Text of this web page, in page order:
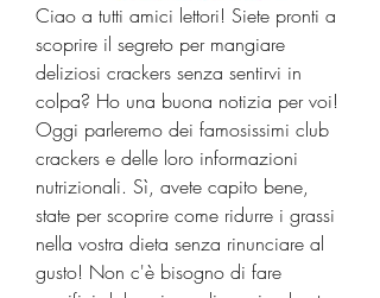
Ciao a tutti amici lettori! Siete pronti a
scoprire il segreto per mangiare
deliziosi crackers senza sentirvi in
colpa? Ho una buona notizia per voi!
Oggi parleremo dei famosissimi club
crackers e delle loro informazioni
nutrizionali. Sì, avete capito bene,
state per scoprire come ridurre i grassi
nella vostra dieta senza rinunciare al
gusto! Non c'è bisogno di fare